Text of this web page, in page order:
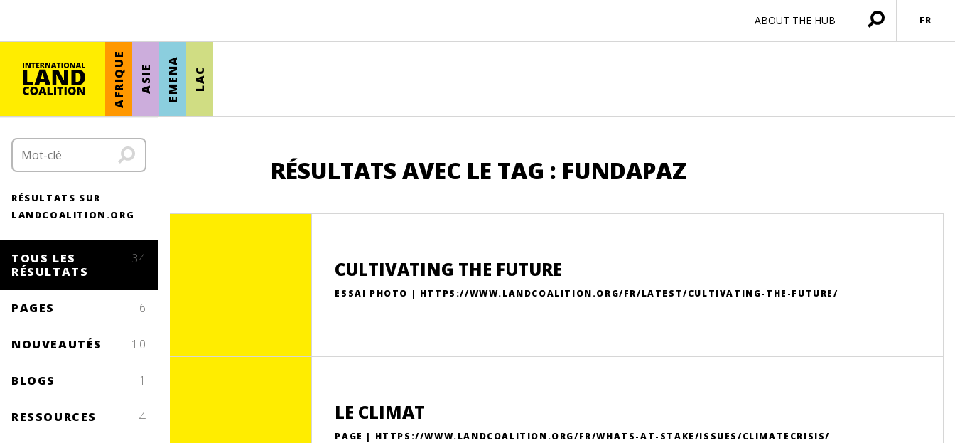
ABOUT THE HUB
Ouvrir
menu
FR
AFRIQUE ASIE EMENA LAC
RÉSULTATS SUR
LANDCOALITION.ORG
TOUS LES
RÉSULTATS
34
PAGES 6
NOUVEAUTÉS 10
BLOGS 1
RESSOURCES 4
RÉSULTATS AVEC LE TAG : FUNDAPAZ
CULTIVATING THE FUTURE
ESSAI PHOTO | HTTPS://WWW.LANDCOALITION.ORG/FR/LATEST/CULTIVATING-THE-FUTURE/
LE CLIMAT
PAGE | HTTPS://WWW.LANDCOALITION.ORG/FR/WHATS-AT-STAKE/ISSUES/CLIMATECRISIS/